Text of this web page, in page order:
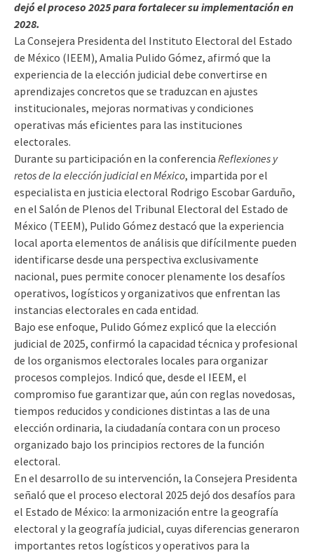
dejó el proceso 2025 para fortalecer su implementación en
2028.
La Consejera Presidenta del Instituto Electoral del Estado
de México (IEEM), Amalia Pulido Gómez, afirmó que la
experiencia de la elección judicial debe convertirse en
aprendizajes concretos que se traduzcan en ajustes
institucionales, mejoras normativas y condiciones
operativas más eficientes para las instituciones
electorales.
Durante su participación en la conferencia Reflexiones y
retos de la elección judicial en México, impartida por el
especialista en justicia electoral Rodrigo Escobar Garduño,
en el Salón de Plenos del Tribunal Electoral del Estado de
México (TEEM), Pulido Gómez destacó que la experiencia
local aporta elementos de análisis que difícilmente pueden
identificarse desde una perspectiva exclusivamente
nacional, pues permite conocer plenamente los desafíos
operativos, logísticos y organizativos que enfrentan las
instancias electorales en cada entidad.
Bajo ese enfoque, Pulido Gómez explicó que la elección
judicial de 2025, confirmó la capacidad técnica y profesional
de los organismos electorales locales para organizar
procesos complejos. Indicó que, desde el IEEM, el
compromiso fue garantizar que, aún con reglas novedosas,
tiempos reducidos y condiciones distintas a las de una
elección ordinaria, la ciudadanía contara con un proceso
organizado bajo los principios rectores de la función
electoral.
En el desarrollo de su intervención, la Consejera Presidenta
señaló que el proceso electoral 2025 dejó dos desafíos para
el Estado de México: la armonización entre la geografía
electoral y la geografía judicial, cuyas diferencias generaron
importantes retos logísticos y operativos para la